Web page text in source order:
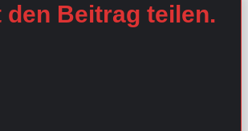
den Beitrag teilen.